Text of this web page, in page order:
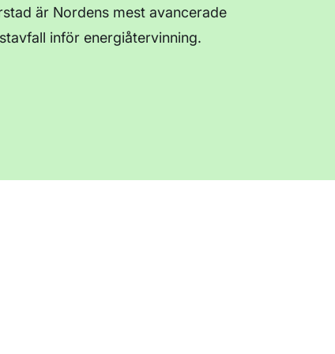
är Nordens mest avancerade
inför energiåtervinning.